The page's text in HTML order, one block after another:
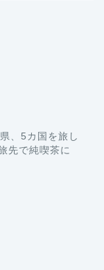
、5カ国を旅し
先で純喫茶に